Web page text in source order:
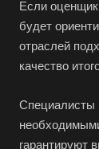
Если оценщик
будет
отраслей
качество
Специалисты
гарантируют